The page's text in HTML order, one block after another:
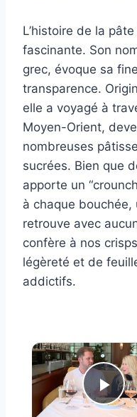
L’histoire de la
fascinante. Son
grec, évoque sa
transparence.
elle a voyagé à
Moyen-Orient,
nombreuses
sucrées. Bien que
apporte un
à chaque bouchée,
retrouve avec
confère à nos
légèreté et de
addictifs.